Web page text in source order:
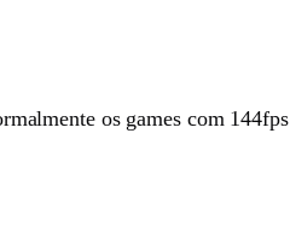
os games com 144fps